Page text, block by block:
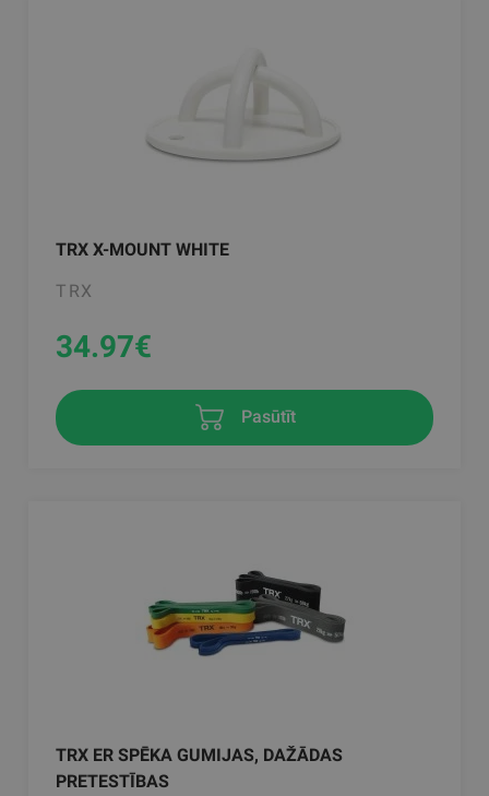
TRX X-MOUNT WHITE
TRX
34.97€
Pasūtīt
TRX ER SPĒKA GUMIJAS, DAŽĀDAS
PRETESTĪBAS